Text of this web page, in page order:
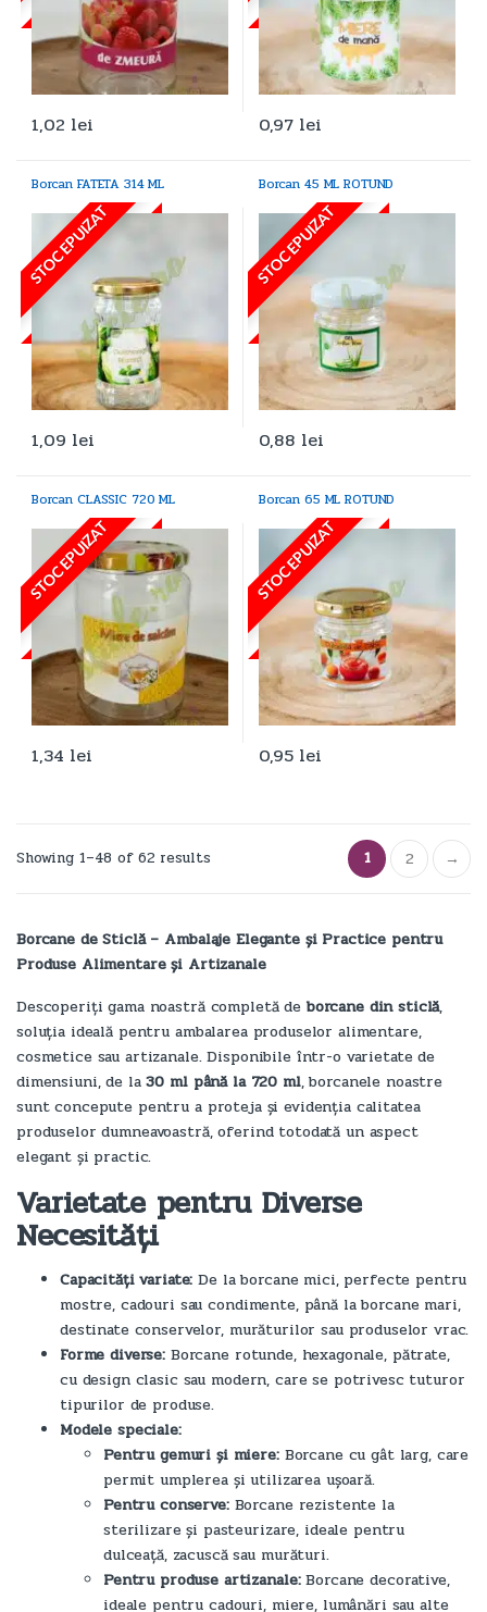
1,02 lei 0,97 lei
Borcan FATETA 314 ML
STOC EPUIZAT
1,09 lei
Borcan 45 ML ROTUND
STOC EPUIZAT
0,88 lei
Borcan CLASSIC 720 ML
STOC EPUIZAT
1,34 lei
Borcan 65 ML ROTUND
STOC EPUIZAT
0,95 lei
Showing 1–48 of 62 results 1 2 →
Borcane de Sticlă – Ambalaje Elegante și Practice pentru
Produse Alimentare și Artizanale
Descoperiți gama noastră completă de borcane din sticlă,
soluția ideală pentru ambalarea produselor alimentare,
cosmetice sau artizanale. Disponibile într-o varietate de
dimensiuni, de la30 ml până la 720 ml, borcanele noastre
sunt concepute pentru a proteja și evidenția calitatea
produselor dumneavoastră, oferind totodată un aspect
elegant și practic.
Varietate pentru Diverse
Necesități
Capacități variate: De la borcane mici, perfecte pentru
mostre, cadouri sau condimente, până la borcane mari,
destinate conservelor, murăturilor sau produselor vrac.
Forme diverse: Borcane rotunde, hexagonale, pătrate,
cu design clasic sau modern, care se potrivesc tuturor
tipurilor de produse.
Modele speciale:
Pentru gemuri și miere:Borcane cu gât larg, care
permit umplerea și utilizarea ușoară.
Pentru conserve:Borcane rezistente la
sterilizare și pasteurizare, ideale pentru
dulceață, zacuscă sau murături.
Pentru produse artizanale:Borcane decorative,
ideale pentru cadouri, miere, lumânări sau alte